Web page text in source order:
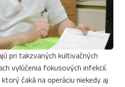
pri takzvaných kultivačných
vylúčenia fokusových infekcií.
čaká na operáciu niekedy aj